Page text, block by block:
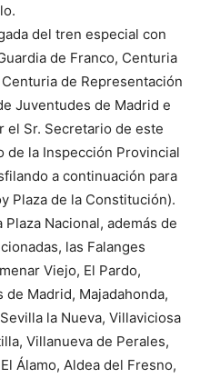
del tren especial con
de Franco, Centuria
de Representación
Juventudes de Madrid e
el Sr. Secretario de este
de la Inspección Provincial
a continuación para
Plaza de la Constitución).
Nacional, además de
las Falanges
Viejo, El Pardo,
de Madrid, Majadahonda,
la Nueva, Villaviciosa
Villanueva de Perales,
Álamo, Aldea del Fresno,